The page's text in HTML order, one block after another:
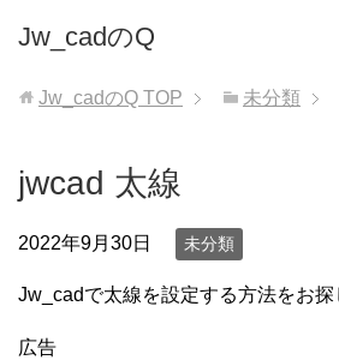
Jw_cadのQ
Jw_cadのQ TOP 未分類
jwcad 太線
2022年9月30日 未分類
Jw_cadで太線を設定する方法をお探
広告